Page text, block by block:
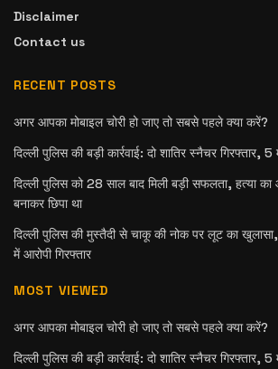
Disclaimer
Contact us
RECENT POSTS
अगर आपका मोबाइल चोरी हो जाए तो सबसे पहले क्या करें?
दिल्ली पुलिस की बड़ी कार्रवाई: दो शातिर स्नैचर गिरफ्तार,
दिल्ली पुलिस को 28 साल बाद मिली बड़ी सफलता, हत्या का
बनाकर छिपा था
दिल्ली पुलिस की मुस्तैदी से चाकू की नोक पर लूट का
में आरोपी गिरफ्तार
MOST VIEWED
अगर आपका मोबाइल चोरी हो जाए तो सबसे पहले क्या करें?
दिल्ली पुलिस की बड़ी कार्रवाई: दो शातिर स्नैचर गिरफ्तार,